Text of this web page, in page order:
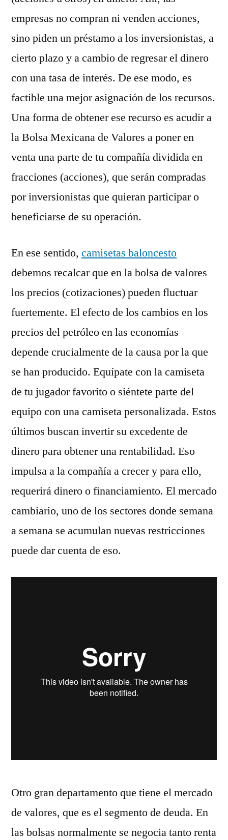
empresas no compran ni venden acciones,
sino piden un préstamo a los inversionistas, a
cierto plazo y a cambio de regresar el dinero
con una tasa de interés. De ese modo, es
factible una mejor asignación de los recursos.
Una forma de obtener ese recurso es acudir a
la Bolsa Mexicana de Valores a poner en
venta una parte de tu compañía dividida en
fracciones (acciones), que serán compradas
por inversionistas que quieran participar o
beneficiarse de su operación.
En ese sentido, camisetas baloncesto
debemos recalcar que en la bolsa de valores
los precios (cotizaciones) pueden fluctuar
fuertemente. El efecto de los cambios en los
precios del petróleo en las economías
depende crucialmente de la causa por la que
se han producido. Equípate con la camiseta
de tu jugador favorito o siéntete parte del
equipo con una camiseta personalizada. Estos
últimos buscan invertir su excedente de
dinero para obtener una rentabilidad. Eso
impulsa a la compañía a crecer y para ello,
requerirá dinero o financiamiento. El mercado
cambiario, uno de los sectores donde semana
a semana se acumulan nuevas restricciones
puede dar cuenta de eso.
Otro gran departamento que tiene el mercado
de valores, que es el segmento de deuda. En
las bolsas normalmente se negocia tanto renta